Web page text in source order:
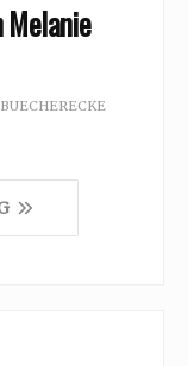
Melanie